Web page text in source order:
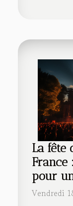
La fête
France
pour
Vendredi